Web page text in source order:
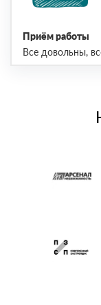
Приём работы
Все довольны,